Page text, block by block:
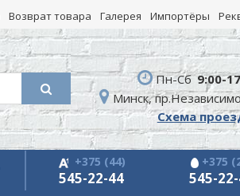
Возврат товара Галерея Импортёры
Пн-Сб 9:00-
Минск,
Схема
+375 (44)
545-22-44
+375
545-